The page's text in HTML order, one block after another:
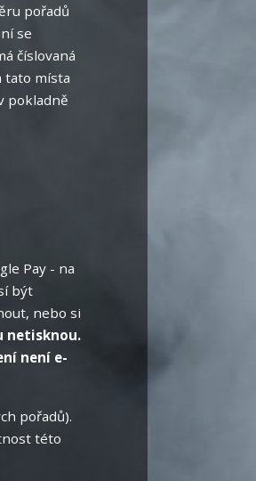
pořadů
se
číslovaná
tato místa
pokladně
Pay - na
být
nebo si
netisknou.
není e-
pořadů).
této